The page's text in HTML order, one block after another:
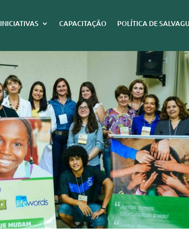
INICIATIVAS CAPACITAÇÃO POLÍTICA DE